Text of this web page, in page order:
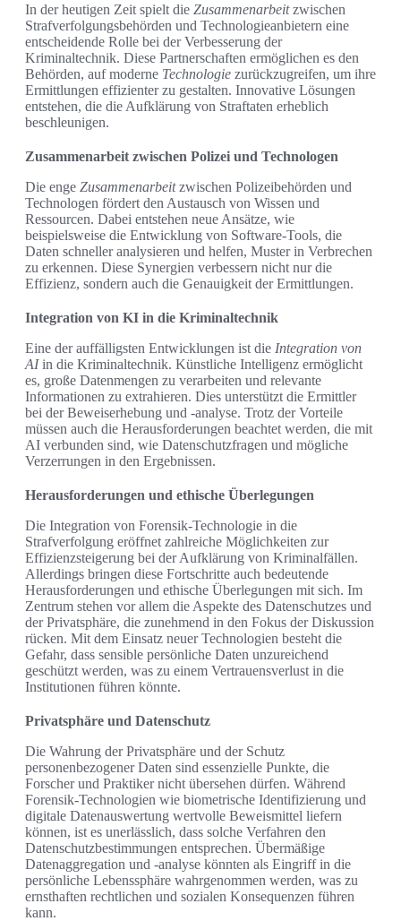
In der heutigen Zeit spielt die Zusammenarbeitzwischen
Strafverfolgungsbehörden und Technologieanbietern eine
entscheidende Rolle bei der Verbesserung der
Kriminaltechnik. Diese Partnerschaften ermöglichen es den
Behörden, auf moderne Technologie zurückzugreifen, um ihre
Ermittlungen effizienter zu gestalten. Innovative Lösungen
entstehen, die die Aufklärung von Straftaten erheblich
beschleunigen.
Zusammenarbeit zwischen Polizei und Technologen
Die enge Zusammenarbeitzwischen Polizeibehörden und
Technologen fördert den Austausch von Wissen und
Ressourcen. Dabei entstehen neue Ansätze, wie
beispielsweise die Entwicklung von Software-Tools, die
Daten schneller analysieren und helfen, Muster in Verbrechen
zu erkennen. Diese Synergien verbessern nicht nur die
Effizienz, sondern auch die Genauigkeit der Ermittlungen.
Integration von KI in die Kriminaltechnik
Eine der auffälligsten Entwicklungen ist die Integration von
AIin die Kriminaltechnik. Künstliche Intelligenz ermöglicht
es, große Datenmengen zu verarbeiten und relevante
Informationen zu extrahieren. Dies unterstützt die Ermittler
bei der Beweiserhebung und -analyse. Trotz der Vorteile
müssen auch die Herausforderungen beachtet werden, die mit
AI verbunden sind, wie Datenschutzfragen und mögliche
Verzerrungen in den Ergebnissen.
Herausforderungen und ethische Überlegungen
Die Integration von Forensik-Technologie in die
Strafverfolgung eröffnet zahlreiche Möglichkeiten zur
Effizienzsteigerung bei der Aufklärung von Kriminalfällen.
Allerdings bringen diese Fortschritte auch bedeutende
Herausforderungen und ethische Überlegungen mit sich. Im
Zentrum stehen vor allem die Aspekte des Datenschutzes und
der Privatsphäre, die zunehmend in den Fokus der Diskussion
rücken. Mit dem Einsatz neuer Technologien besteht die
Gefahr, dass sensible persönliche Daten unzureichend
geschützt werden, was zu einem Vertrauensverlust in die
Institutionen führen könnte.
Privatsphäre und Datenschutz
Die Wahrung der Privatsphäre und der Schutz
personenbezogener Daten sind essenzielle Punkte, die
Forscher und Praktiker nicht übersehen dürfen. Während
Forensik-Technologien wie biometrische Identifizierung und
digitale Datenauswertung wertvolle Beweismittel liefern
können, ist es unerlässlich, dass solche Verfahren den
Datenschutzbestimmungen entsprechen. Übermäßige
Datenaggregation und -analyse könnten als Eingriff in die
persönliche Lebenssphäre wahrgenommen werden, was zu
ernsthaften rechtlichen und sozialen Konsequenzen führen
kann.